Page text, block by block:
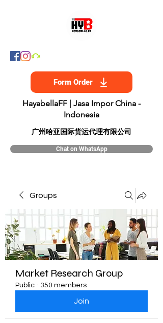
Form Order
HayabellaFF | Jasa Impor China -
Indonesia
​广州哈亚国际货运代理有限公司
Chat on WhatsApp
Groups
Market Research Group
Public · 350 members
Join